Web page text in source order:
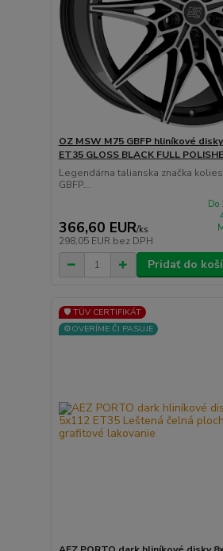
OZ MSW M75 GBFP hliníkové
ET35 GLOSS BLACK FULL
Legendárna talianska značka
GBFP...
366,60 EUR/ks
298,05 EUR bez DPH
Do
Pridať do
🛡️ TÜV CERTIFIKÁT
⚙️OVERÍME ČI PASUJE